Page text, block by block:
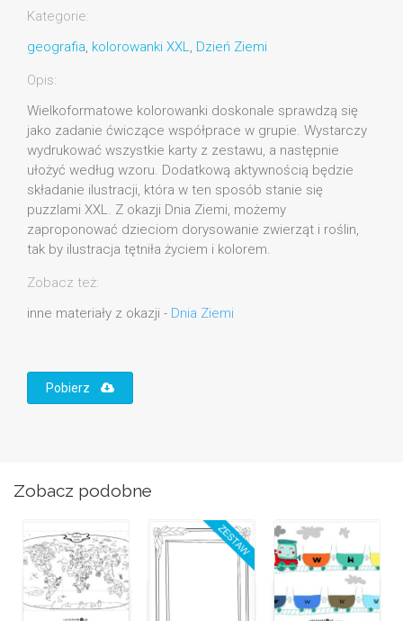
Kategorie:
geografia, kolorowanki XXL, Dzień Ziemi
Opis:
Wielkoformatowe kolorowanki doskonale sprawdzą się
jako zadanie ćwiczące współprace w grupie. Wystarczy
wydrukować wszystkie karty z zestawu, a następnie
ułożyć według wzoru. Dodatkową aktywnością będzie
składanie ilustracji, która w ten sposób stanie się
puzzlami XXL. Z okazji Dnia Ziemi, możemy
zaproponować dzieciom dorysowanie zwierząt i roślin,
tak by ilustracja tętniła życiem i kolorem.
Zobacz też:
inne materiały z okazji - Dnia Ziemi
Pobierz
Zobacz podobne